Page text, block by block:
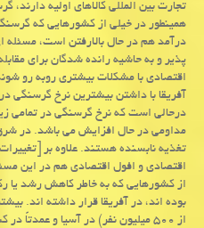
تجارت بین المللی كالاهای اولیه
همینطور در خیلی از كشورهایی كه
درآمد هم در حال بالارفتن است،
پذیر و به حاشیه رانده شدگان برای
اقتصادی با مشكلات بیشتری روبه رو
آفریقا با داشتن بیشترین نرخ گرسنگی
درحالی است كه نرخ گرسنگی در تمامی
تغذیه نابسنده هستند. علاوه بر
از كشورهایی كه به خاطر كاهش رشد یا
بوده اند، در آفریقا قرار داشته اند.
از ۵۰۰ میلیون نفر) در آسیا و عمدتاً